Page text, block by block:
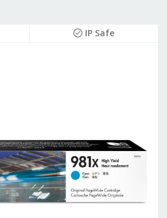
IP Safe